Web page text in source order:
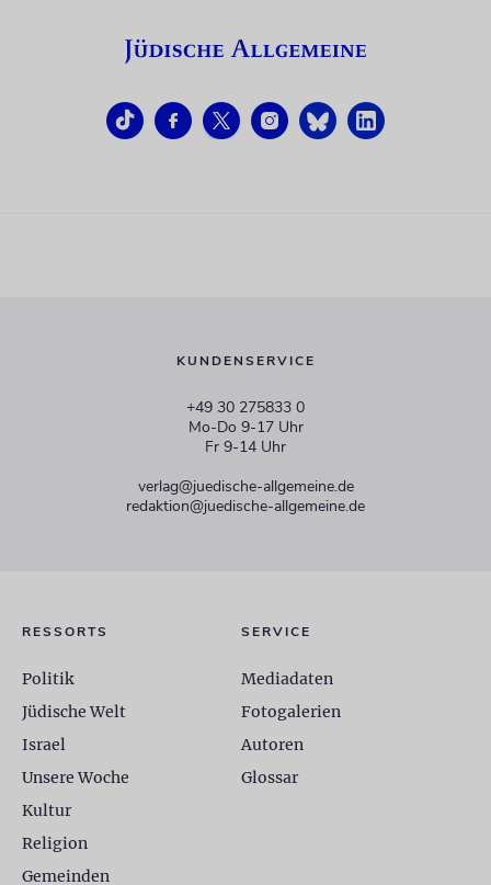
KUNDENSERVICE
+49 30 275833 0
Mo-Do 9-17 Uhr
Fr 9-14 Uhr
verlag@juedische-allgemeine.de
redaktion@juedische-allgemeine.de
RESSORTS
Politik
Jüdische Welt
Israel
Unsere Woche
Kultur
Religion
Gemeinden
SERVICE
Mediadaten
Fotogalerien
Autoren
Glossar